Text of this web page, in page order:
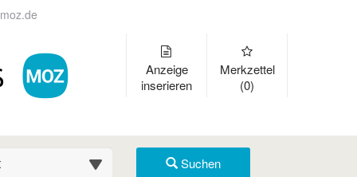
moz.de
Anzeige
inserieren
Merkzettel
(0)
(km) Suchen